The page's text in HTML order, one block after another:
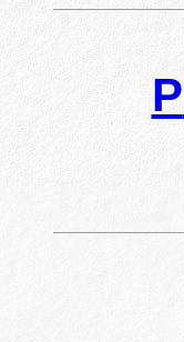
Р